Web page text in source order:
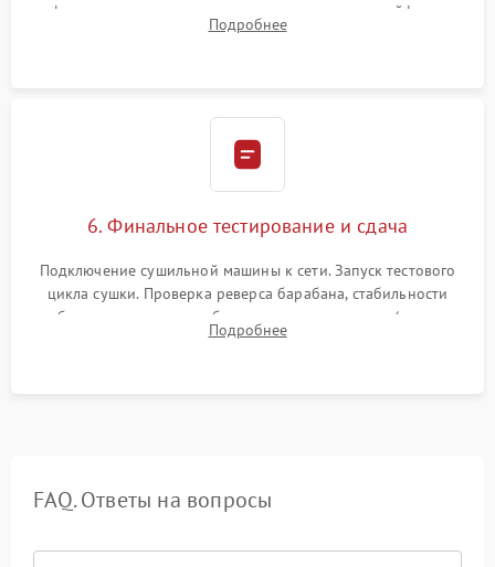
фиксация всех узлов, подключение клемм и шлейфов к
модулю управления. Монтаж корпусных панелей, люка и
Подробнее
6. Финальное тестирование и сдача
Подключение сушильной машины к сети. Запуск тестового
цикла сушки. Проверка реверса барабана, стабильности
набора температуры, работы дренажного насоса (откачка
конденсата) и отсутствия посторонних скрипов, стуков или
Подробнее
FAQ. Ответы на вопросы